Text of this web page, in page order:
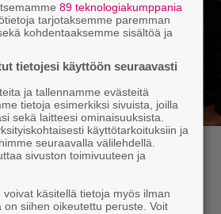
jatko-osa
tähtinäyttelijän – Bill
klassikon
89 teknologiakumppania
tarjotaksemme paremman
kohdentaaksemme sisältöä ja
tietojesi käyttöön seuraavasti
ja tallennamme evästeitä
tietoja esimerkiksi sivuista, joilla
sekä laitteesi ominaisuuksista.
käyttötarkoituksiin ja
seuraavalla välilehdellä.
sivuston toimivuuteen ja
käsitellä tietoja myös ilman
on siihen oikeutettu peruste. Voit